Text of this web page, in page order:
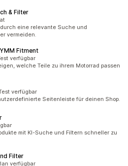
& Filter
eine relevante Suche und
vermeiden.
Fitment
verfügbar
welche Teile zu ihrem Motorrad passen
verfügbar
Seitenleiste für deinen Shop.
mit KI-Suche und Filtern schneller zu
Filter
verfügbar